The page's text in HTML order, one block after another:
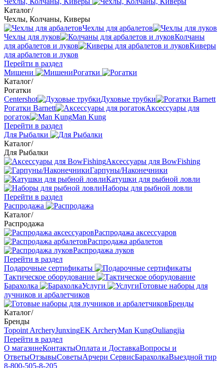
Каталог/
Чехлы, Колчаны, Киверы
Чехлы для арбалетов
Чехлы для луков
Колчаны
для арбалетов и луков
Киверы
для арбалетов и луков
Перейти в раздел
Мишени
Рогатки
Каталог/
Рогатки
Centershot
Духовые трубки
Рогатки Barnett
Аксессуары для
рогаток
Man Kung
Перейти в раздел
Для Рыбалки
Каталог/
Для Рыбалки
Аксессуары для BowFishing
Гарпуны/Наконечники
Катушки для рыбной ловли
Наборы для рыбной ловли
Перейти в раздел
Распродажа
Каталог/
Распродажа
Распродажа аксессуаров
Распродажа арбалетов
Распродажа луков
Перейти в раздел
Подарочные сертификаты
Тактическое оборудование
Барахолка
Услуги
Готовые наборы для
лучников и арбалетчиков
Бренды
Каталог/
Бренды
Topoint ArcheryJunxingEK ArcheryMan KungOuliangjia
Перейти в раздел
О магазинеКонтактыОплата и ДоставкаВопросы и
ОтветыОтзывыСоветыАрчери СервисБарахолкаВыездной тир
8-800-505-8-205